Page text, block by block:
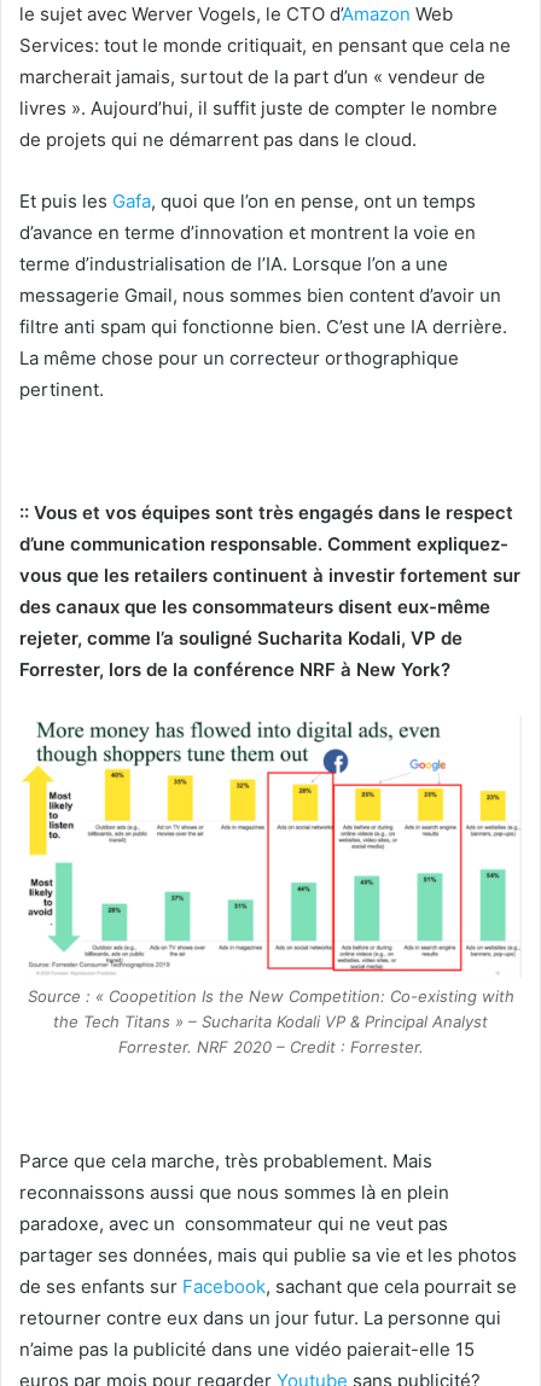
le sujet avec Werver Vogels, le CTO d’Amazon Web
Services: tout le monde critiquait, en pensant que cela ne
marcherait jamais, surtout de la part d’un « vendeur de
livres ». Aujourd’hui, il suffit juste de compter le nombre
de projets qui ne démarrent pas dans le cloud.
Et puis les Gafa, quoi que l’on en pense, ont un temps
d’avance en terme d’innovation et montrent la voie en
terme d’industrialisation de l’IA. Lorsque l’on a une
messagerie Gmail, nous sommes bien content d’avoir un
filtre anti spam qui fonctionne bien. C’est une IA derrière.
La même chose pour un correcteur orthographique
pertinent.
:: Vous et vos équipes sont très engagés dans le respect
d’une communication responsable. Comment expliquez-
vous que les retailers continuent à investir fortement sur
des canaux que les consommateurs disent eux-même
rejeter, comme l’a souligné Sucharita Kodali, VP de
Forrester, lors de la conférence NRF à New York?
Source : « Coopetition Is the New Competition: Co-existing with
the Tech Titans » – Sucharita Kodali VP & Principal Analyst
Forrester. NRF 2020 – Credit : Forrester.
Parce que cela marche, très probablement. Mais
reconnaissons aussi que nous sommes là en plein
paradoxe, avec un consommateur qui ne veut pas
partager ses données, mais qui publie sa vie et les photos
de ses enfants sur Facebook, sachant que cela pourrait se
retourner contre eux dans un jour futur. La personne qui
n’aime pas la publicité dans une vidéo paierait-elle 15
euros par mois pour regarder Youtube sans publicité?